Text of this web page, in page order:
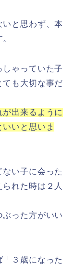
と思わず、本
ゃっていた子
ても大切な事だ
が出来るように
いと思いま
い子に会った
れた時は２人
った方がいい
３歳になった